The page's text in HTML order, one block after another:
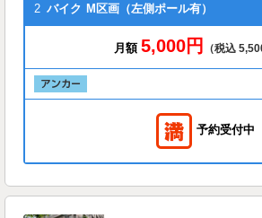
2 バイク M区画（左側ポール有）
月額 5,000円 （税込
予約受付中